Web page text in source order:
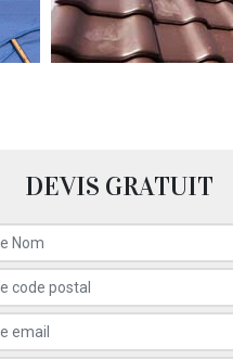
DEVIS GRATUIT